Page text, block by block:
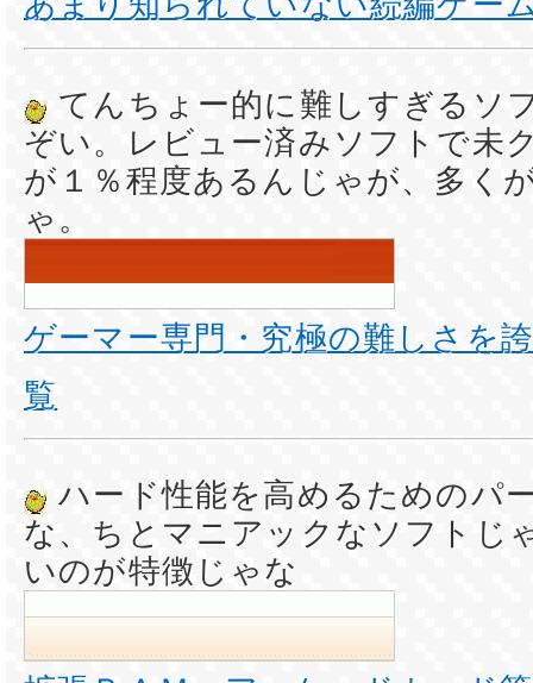
てんちょー的に難しすぎるソ
ぞい。レビュー済みソフトで未
が１％程度あるんじゃが、多く
ゃ。
ゲーマー専門・究極の難しさを
覧
ハード性能を高めるためのパ
な、ちとマニアックなソフトじ
いのが特徴じゃな